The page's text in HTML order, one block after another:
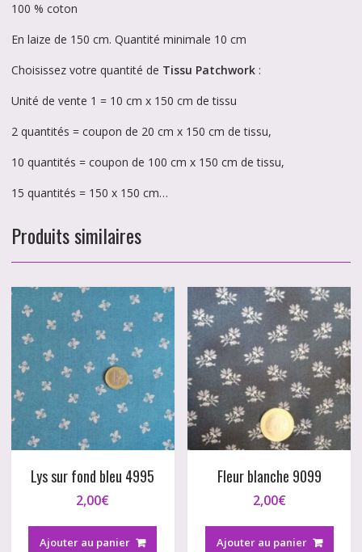
100 % coton
En laize de 150 cm. Quantité minimale 10 cm
Choisissez votre quantité de Tissu Patchwork:
Unité de vente 1 = 10 cm x 150 cm de tissu
2 quantités = coupon de 20 cm x 150 cm de tissu,
10 quantités = coupon de 100 cm x 150 cm de tissu,
15 quantités = 150 x 150 cm…
Produits similaires
Lys sur fond bleu 4995
2,00€
Ajouter au panier
Fleur blanche 9099
2,00€
Ajouter au panier